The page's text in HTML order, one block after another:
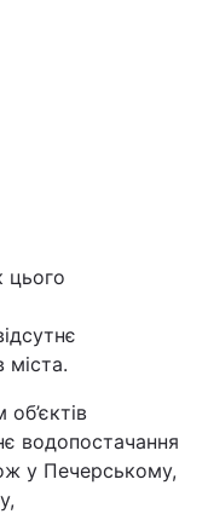
цього
міста.
водопостачання
у Печерському,